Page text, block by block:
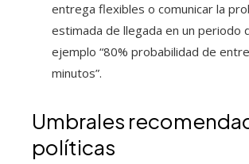
entrega flexibles o comunicar la
estimada de llegada en un periodo
ejemplo “80% probabilidad de
minutos”.
Umbrales
políticas